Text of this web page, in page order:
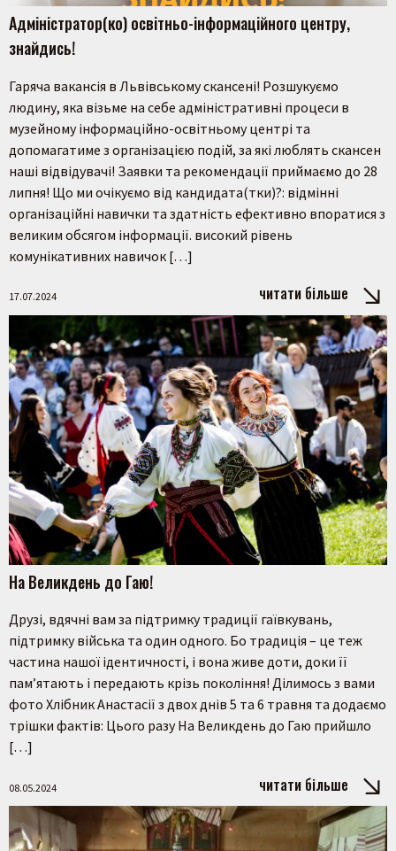
Адміністратор(ко) освітньо-інформаційного центру,
знайдись!
Гаряча вакансія в Львівському скансені! Розшукуємо
людину, яка візьме на себе адміністративні процеси в
музейному інформаційно-освітньому центрі та
допомагатиме з організацією подій, за які люблять скансен
наші відвідувачі! Заявки та рекомендації приймаємо до 28
липня! Що ми очікуємо від кандидата(тки)?: відмінні
організаційні навички та здатність ефективно впоратися з
великим обсягом інформації. високий рівень
комунікативних навичок […]
17.07.2024 читати більше
На Великдень до Гаю!
Друзі, вдячні вам за підтримку традиції гаївкувань,
підтримку війська та один одного. Бо традиція – це теж
частина нашої ідентичності, і вона живе доти, доки її
пам’ятають і передають крізь покоління! Ділимось з вами
фото Хлібник Анастасії з двох днів 5 та 6 травня та додаємо
трішки фактів: Цього разу На Великдень до Гаю прийшло
[…]
08.05.2024 читати більше